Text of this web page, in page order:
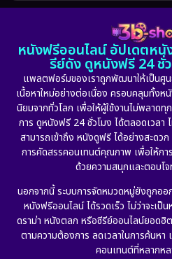
หนังฟรีออนไลน์ อัปเดตหนั
รีย์ดัง ดูหนังฟรี 24 ชั่
แพลตฟอร์มของเราถูกพัฒนาให้เป็นศู
เนื้อหาใหม่อย่างต่อเนื่อง ครอบคลุมทั้งห
นิยมจากทั่วโลก เพื่อให้ผู้ใช้งานไม่พลาด
การ ดูหนังฟรี 24 ชั่วโมง ได้ตลอดเวลา
สามารถเข้าถึง หนังดูฟรี ได้อย่างสะดว
การคัดสรรคอนเทนต์คุณภาพ เพื่อให้กา
ด้วยความสนุกและตอบโ
นอกจากนี้ ระบบการจัดหมวดหมู่ยังถูกออ
หนังฟรีออนไลน์ ได้รวดเร็ว ไม่ว่าจะเ
ดราม่า หนังตลก หรือซีรีย์ออนไลน์ยอดฮิ
ตามความต้องการ ลดเวลาในการค้นหา
คอนเทนต์ที่หลากห